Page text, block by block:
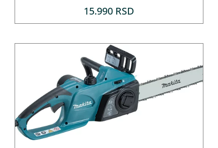
15.990 RSD